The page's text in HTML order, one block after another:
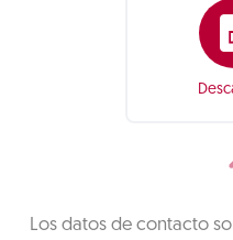
Los datos de contacto